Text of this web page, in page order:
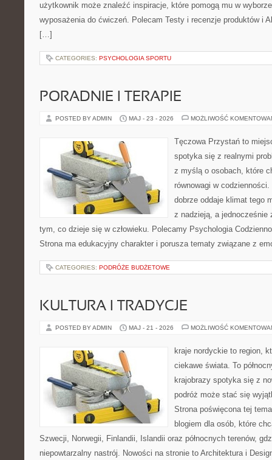
użytkownik może znaleźć inspiracje, które pomogą mu w
wyposażenia do ćwiczeń. Polecam Testy i recenzje produktów i
[…]
CATEGORIES: PSYCHOLOGIA SPORTU
PORADNIE I TERAPIE
POSTED BY ADMIN MAJ - 23 - 2026 MOŻLIWOŚĆ
Tęczowa Przystań to
spotyka się z realnymi
z myślą o osobach, które
równowagi w
dobrze oddaje klimat tego
z nadzieją, a jednocześnie
tym, co dzieje się w człowieku. Polecamy Psychologia
Strona ma edukacyjny charakter i porusza tematy związane z
CATEGORIES: PODRÓŻE BUDŻETOWE
KULTURA I TRADYCJE
POSTED BY ADMIN MAJ - 21 - 2026 MOŻLIWOŚĆ
kraje nordyckie to region,
ciekawe świata. To
krajobrazy spotyka się z
podróż może stać się
Strona poświęcona tej
blogiem dla osób, które
Szwecji, Norwegii, Finlandii, Islandii oraz północnych terenów,
niepowtarzalny nastrój. Nowości na stronie to Architektura i